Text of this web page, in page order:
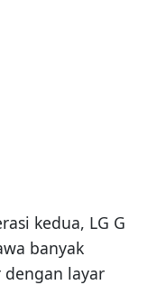
kedua, LG G
banyak
dengan layar